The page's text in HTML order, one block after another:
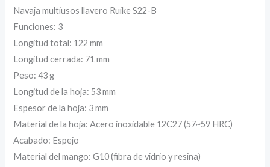
Navaja multiusos llavero Ruike S22-B
Funciones: 3
Longitud total: 122 mm
Longitud cerrada: 71 mm
Peso: 43 g
Longitud de la hoja: 53 mm
Espesor de la hoja: 3 mm
Material de la hoja: Acero inoxidable 12C27 (57~59 HRC)
Acabado: Espejo
Material del mango: G10 (fibra de vidrio y resina)